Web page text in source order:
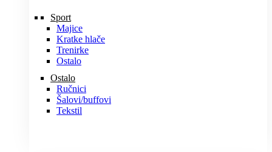
Sport
Majice
Kratke hlače
Trenirke
Ostalo
Ostalo
Ručnici
Šalovi/buffovi
Tekstil